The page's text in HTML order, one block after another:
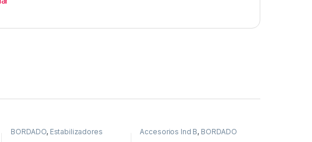
BORDADO, Estabilizadores Accesorios Ind B, BORDADO